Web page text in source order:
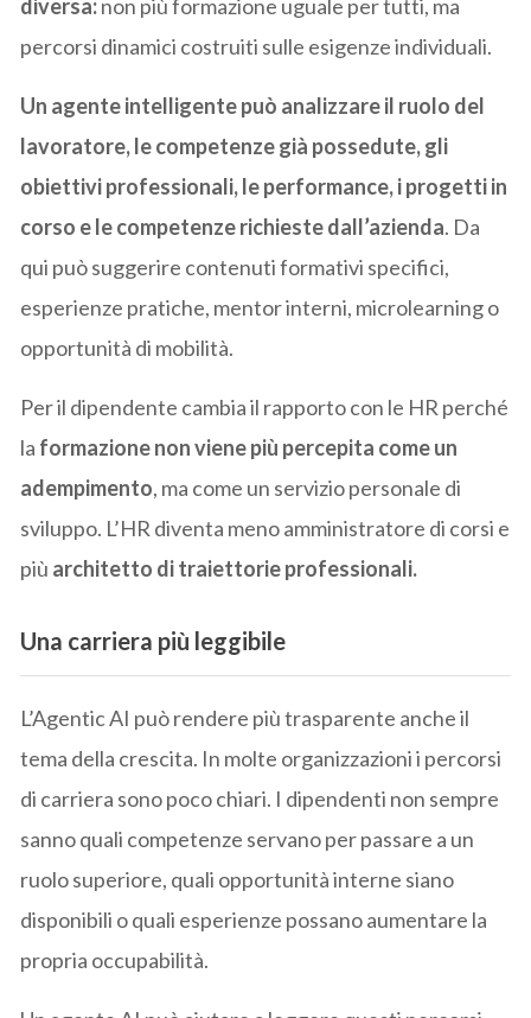
diversa:non più formazione uguale per tutti, ma
percorsi dinamici costruiti sulle esigenze individuali.
Un agente intelligente può analizzare il ruolo del
lavoratore, le competenze già possedute, gli
obiettivi professionali, le performance, i progetti in
corso e le competenze richieste dall’azienda. Da
qui può suggerire contenuti formativi specifici,
esperienze pratiche, mentor interni, microlearning o
opportunità di mobilità.
Per il dipendente cambia il rapporto con le HR perché
la formazione non viene più percepita come un
adempimento, ma come un servizio personale di
sviluppo. L’HR diventa meno amministratore di corsi e
più architetto di traiettorie professionali.
Una carriera più leggibile
L’Agentic AI può rendere più trasparente anche il
tema della crescita. In molte organizzazioni i percorsi
di carriera sono poco chiari. I dipendenti non sempre
sanno quali competenze servano per passare a un
ruolo superiore, quali opportunità interne siano
disponibili o quali esperienze possano aumentare la
propria occupabilità.